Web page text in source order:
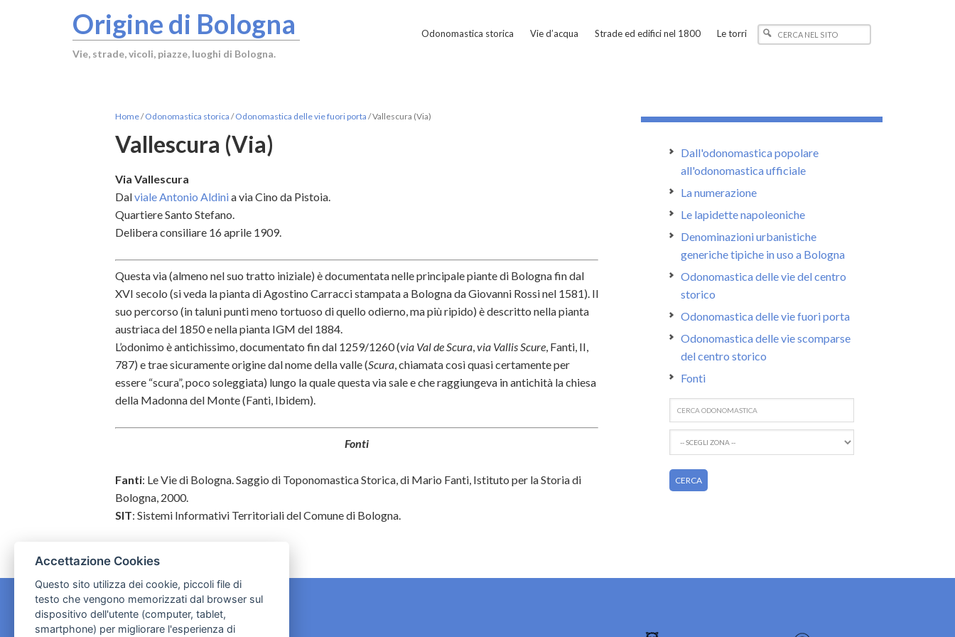
Origine di Bologna
Vie, strade, vicoli, piazze, luoghi di Bologna.
Odonomastica storica Vie d’acqua Strade ed edifici nel 1800 Le torri
Home/ Odonomastica storica / Odonomastica delle vie fuori porta /Vallescura (Via)
Vallescura (Via)
Via Vallescura
Dalviale Antonio Aldinia via Cino da Pistoia.
Quartiere Santo Stefano.
Delibera consiliare 16 aprile 1909.
Questa via (almeno nel suo tratto iniziale) è documentata nelle principale piante di Bologna fin dal
XVI secolo (si veda la pianta di Agostino Carracci stampata a Bologna da Giovanni Rossi nel 1581). Il
suo percorso (in taluni punti meno tortuoso di quello odierno, ma più ripido) è descritto nella pianta
austriaca del 1850 e nella pianta IGM del 1884.
L’odonimo è antichissimo, documentato fin dal 1259/1260 (via Val de Scura,via Vallis Scure, Fanti, II,
787) e trae sicuramente origine dal nome della valle (Scura, chiamata così quasi certamente per
essere “scura”, poco soleggiata) lungo la quale questa via sale e che raggiungeva in antichità la chiesa
della Madonna del Monte (Fanti, Ibidem).
Fonti
Fanti: Le Vie di Bologna. Saggio di Toponomastica Storica, di Mario Fanti, Istituto per la Storia di
Bologna, 2000.
SIT: Sistemi Informativi Territoriali del Comune di Bologna.
Dall'odonomastica popolare
all'odonomastica ufficiale
La numerazione
Le lapidette napoleoniche
Denominazioni urbanistiche
generiche tipiche in uso a Bologna
Odonomastica delle vie del centro
storico
Odonomastica delle vie fuori porta
Odonomastica delle vie scomparse
del centro storico
Fonti
CONTATTI
Accettazione Cookies
Questo sito utilizza dei cookie, piccoli file di
testo che vengono memorizzati dal browser sul
dispositivo dell'utente (computer, tablet,
smartphone) per migliorare l'esperienza di